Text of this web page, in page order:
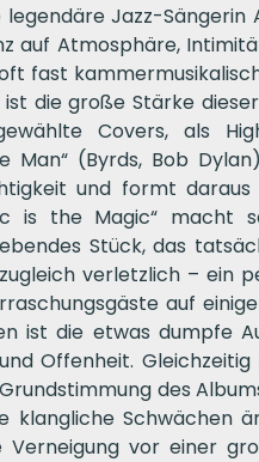
Jazz-Sängerin
auf Atmosphäre,
fast
die große Stärke
Covers, als
Man“ (Byrds, Bob
und formt
is the Magic“ macht
Stück, das
verletzlich – ein
auf
ist die etwas dumpfe
Offenheit.
des
klangliche Schwächen
vor einer